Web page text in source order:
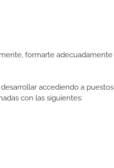
formarte adecuadamente
accediendo a
con las siguientes: